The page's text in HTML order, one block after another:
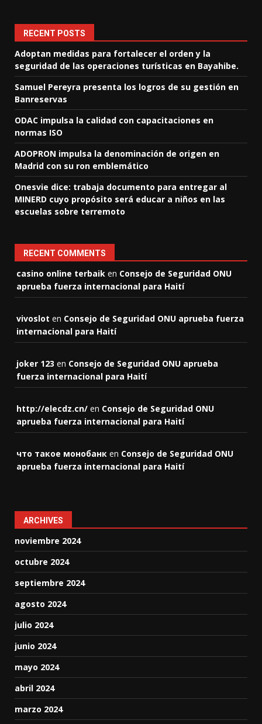
RECENT POSTS
Adoptan medidas para fortalecer el orden y la
seguridad de las operaciones turísticas en Bayahibe.
Samuel Pereyra presenta los logros de su gestión en
Banreservas
ODAC impulsa la calidad con capacitaciones en
normas ISO
ADOPRON impulsa la denominación de origen en
Madrid con su ron emblemático
Onesvie dice: trabaja documento para entregar al
MINERD cuyo propósito será educar a niños en las
escuelas sobre terremoto
RECENT COMMENTS
casino online terbaik en Consejo de Seguridad ONU
aprueba fuerza internacional para Haití
vivoslot en Consejo de Seguridad ONU aprueba fuerza
internacional para Haití
joker 123 en Consejo de Seguridad ONU aprueba
fuerza internacional para Haití
http://elecdz.cn/ en Consejo de Seguridad ONU
aprueba fuerza internacional para Haití
что такое монобанк en Consejo de Seguridad ONU
aprueba fuerza internacional para Haití
ARCHIVES
noviembre 2024
octubre 2024
septiembre 2024
agosto 2024
julio 2024
junio 2024
mayo 2024
abril 2024
marzo 2024